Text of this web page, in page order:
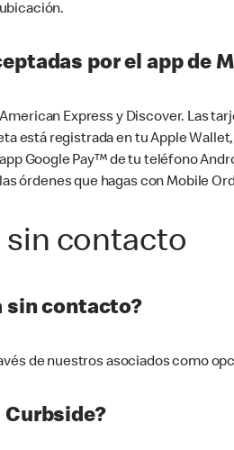
por el app de
Express y Discover. Las
está registrada en tu Apple
Google Pay™ de tu teléfono
órdenes que hagas con Mobile
sin contacto
sin contacto?
de nuestros asociados como